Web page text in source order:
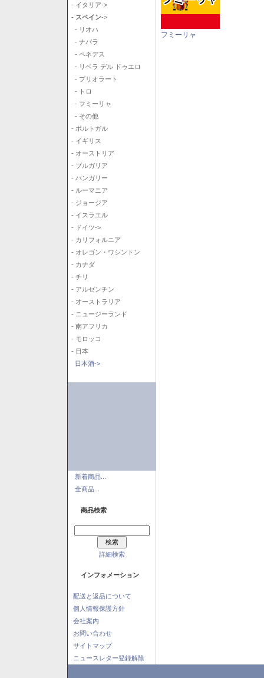
- イタリア->
- スペイン->
- リオハ
- ナバラ
- ペネデス
- リベラ デル ドゥエロ
- プリオラート
- トロ
- フミーリャ
- その他
- ポルトガル
- イギリス
- オーストリア
- ブルガリア
- ハンガリー
- ルーマニア
- ジョージア
- イスラエル
- ドイツ->
- カリフォルニア
- オレゴン・ワシントン
- カナダ
- チリ
- アルゼンチン
- オーストラリア
- ニュージーランド
- 南アフリカ
- モロッコ
- 日本
日本酒->
新着商品...
全商品...
商品検索
詳細検索
インフォメーション
配送と返品について
個人情報保護方針
会社案内
お問い合わせ
サイトマップ
ニュースレター登録解除
フミーリャ